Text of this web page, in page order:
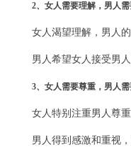
2、女人需要理解，男人
女人渴望理解，男人的
男人希望女人接受男
3、女人需要尊重，男人
女人特别注重男人尊
男人得到感激和重视